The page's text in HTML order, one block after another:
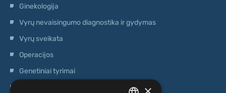
Ginekologija
Vyrų nevaisingumo diagnostika ir gydymas
Vyrų sveikata
Operacijos
Genetiniai tyrimai